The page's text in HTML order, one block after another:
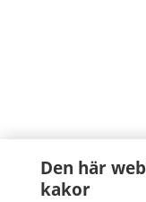
Den här
kakor